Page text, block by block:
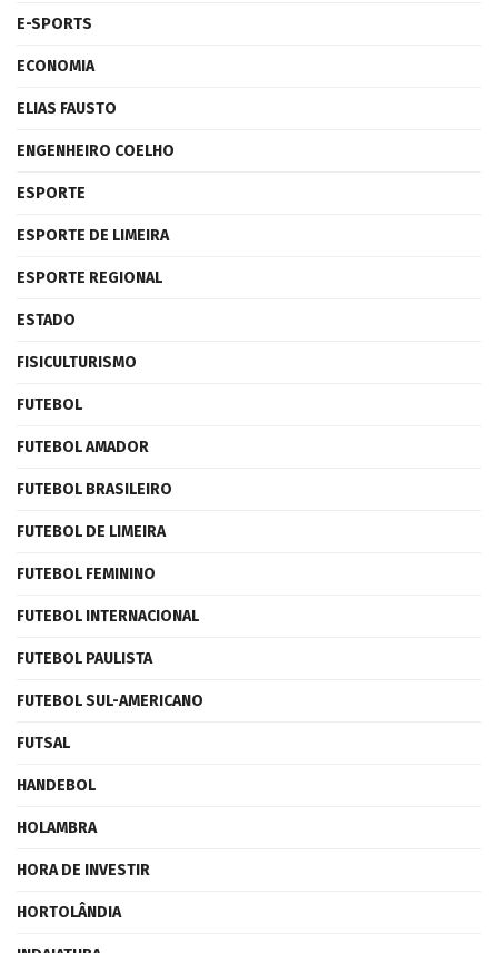
E-SPORTS
ECONOMIA
ELIAS FAUSTO
ENGENHEIRO COELHO
ESPORTE
ESPORTE DE LIMEIRA
ESPORTE REGIONAL
ESTADO
FISICULTURISMO
FUTEBOL
FUTEBOL AMADOR
FUTEBOL BRASILEIRO
FUTEBOL DE LIMEIRA
FUTEBOL FEMININO
FUTEBOL INTERNACIONAL
FUTEBOL PAULISTA
FUTEBOL SUL-AMERICANO
FUTSAL
HANDEBOL
HOLAMBRA
HORA DE INVESTIR
HORTOLÂNDIA